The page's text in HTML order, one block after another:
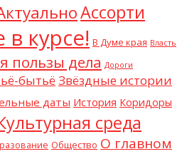
Ассорти
в курсе! В Думе края Власть
пользы дела Дороги
бытьё Звёздные истории
даты История Коридоры
среда
Общество О главном